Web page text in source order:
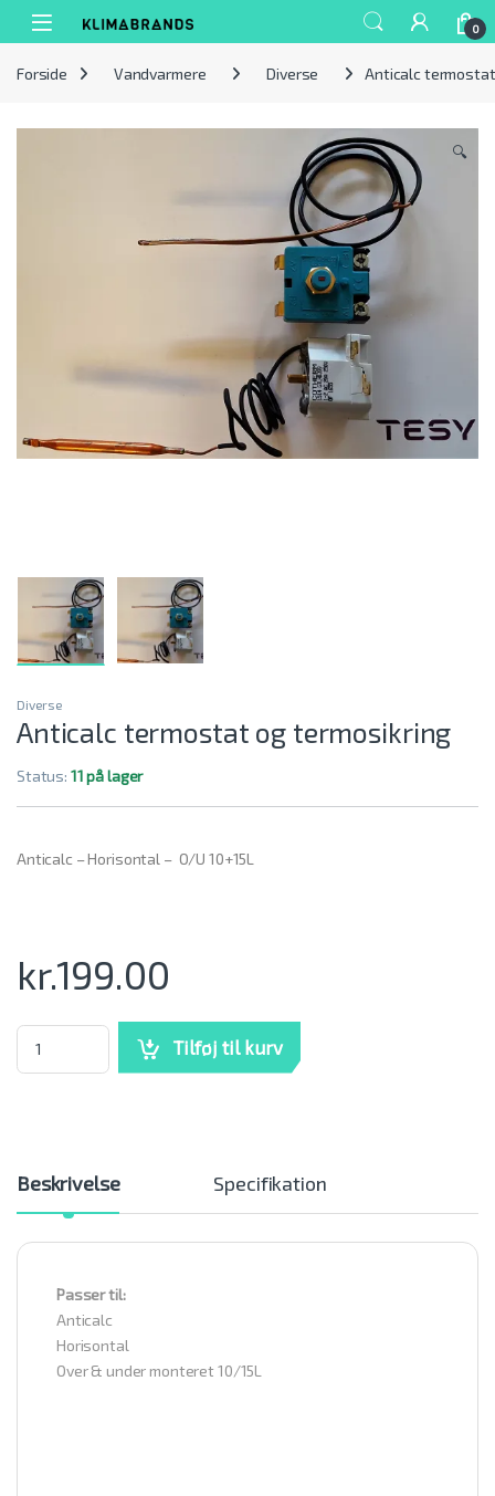
Spring til navigation
Gå til indhold
0
Forside Vandvarmere Diverse Anticalc
🔍
Diverse
Anticalc termostat og termosikring
Status: 11 på lager
Anticalc – Horisontal – O/U 10+15L
kr.199.00
Anticalc termostat og termosikring mængde
Tilføj til kurv
Beskrivelse Specifikation
Passer til:
Anticalc
Horisontal
Over & under monteret 10/15L